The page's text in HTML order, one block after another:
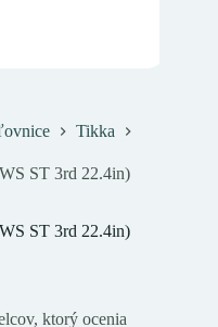
Tikka
ST 3rd 22.4in)
ST 3rd 22.4in)
ktorý ocenia